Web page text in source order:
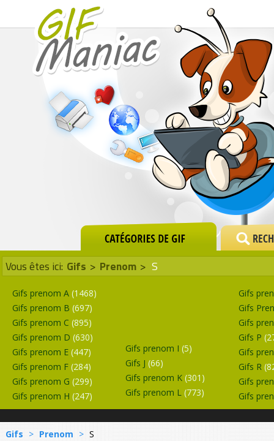
Vous êtes ici: Gifs > Prenom > S
Gifs prenom A (1468)
Gifs prenom B (697)
Gifs prenom C (895)
Gifs prenom D (630)
Gifs prenom E (447)
Gifs prenom F (284)
Gifs prenom G (299)
Gifs prenom H (247)
Gifs prenom I (5)
Gifs J (66)
Gifs prenom K (301)
Gifs prenom L (773)
Gifs
Gifs
Gifs
Gifs P
Gifs
Gifs R
Gifs
Gifs
Gifs > Prenom > S